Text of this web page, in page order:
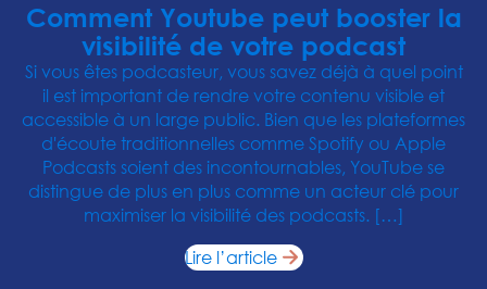
Comment Youtube peut booster la
visibilité de votre podcast
Si vous êtes podcasteur, vous savez déjà à quel point
il est important de rendre votre contenu visible et
accessible à un large public. Bien que les plateformes
d'écoute traditionnelles comme Spotify ou Apple
Podcasts soient des incontournables, YouTube se
distingue de plus en plus comme un acteur clé pour
maximiser la visibilité des podcasts. […]
Lire l’article